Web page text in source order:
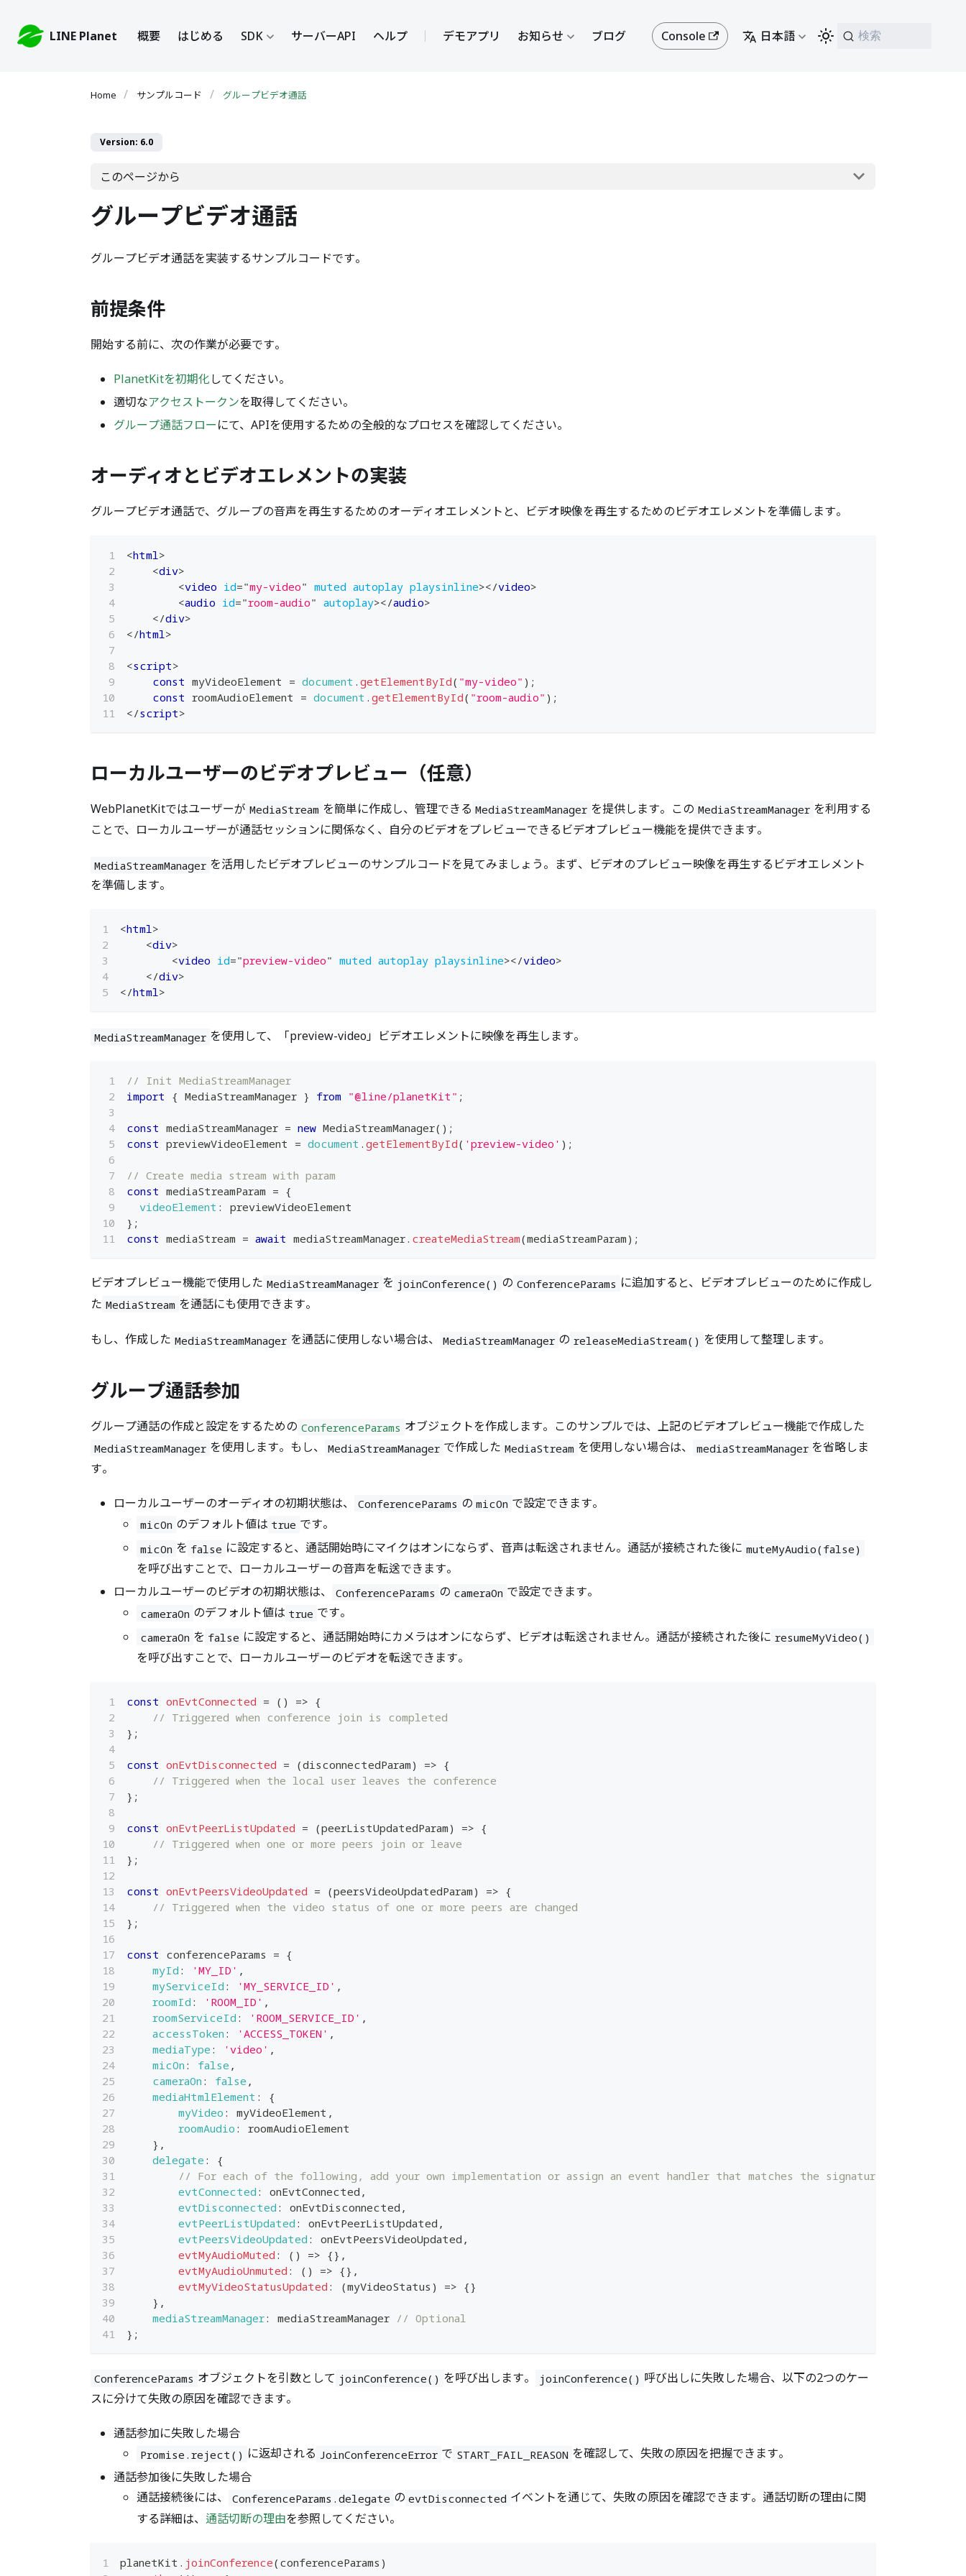
LINE Planet 概要 はじめる SDK サーバーAPI ヘルプ デモアプリ お知らせ ブログ Console 日本語 検索
サンプルコード グループビデオ通話
Version: 6.0
このページから
グループビデオ通話
グループビデオ通話を実装するサンプルコードです。
前提条件
開始する前に、次の作業が必要です。
PlanetKitを初期化してください。
適切なアクセストークンを取得してください。
グループ通話フローにて、APIを使用するための全般的なプロセスを確認してください。
オーディオとビデオエレメントの実装
グループビデオ通話で、グループの音声を再生するためのオーディオエレメントと、ビデオ映像を再生するためのビデオエレメントを準備します。
<html >
<div>
<video id="my-video" muted autoplay playsinline></video>
<audio id="room-audio" autoplay></audio>
</div>
</html >
<script>
const myVideoElement = document . getElementById( "my-video" ) ;
const roomAudioElement = document . getElementById( "room-audio" ) ;
</script>
ローカルユーザーのビデオプレビュー（任意）
WebPlanetKitではユーザーが MediaStream を簡単に作成し、管理できる MediaStreamManager を提供します。この MediaStreamManager を利用する
ことで、ローカルユーザーが通話セッションに関係なく、自分のビデオをプレビューできるビデオプレビュー機能を提供できます。
MediaStreamManager を活用したビデオプレビューのサンプルコードを見てみましょう。まず、ビデオのプレビュー映像を再生するビデオエレメント
を準備します。
<html>
<div>
<video id="preview-video" muted autoplay playsinline></video>
</div>
</html>
MediaStreamManager を使用して、「preview-video」ビデオエレメントに映像を再生します。
// Init MediaStreamManager
import { MediaStreamManager } from "@line/planetKit" ;
const mediaStreamManager = new MediaStreamManager( ) ;
const previewVideoElement = document . getElementById( 'preview-video' ) ;
// Create media stream with param
const mediaStreamParam = {
videoElement :
previewVideoElement
} ;
const mediaStream = await mediaStreamManager. createMediaStream(mediaStreamParam) ;
ビデオプレビュー機能で使用した MediaStreamManager を joinConference() の ConferenceParams に追加すると、ビデオプレビューのために作成し
た MediaStream を通話にも使用できます。
もし、作成した MediaStreamManager を通話に使用しない場合は、 MediaStreamManager の releaseMediaStream() を使用して整理します。
グループ通話参加
グループ通話の作成と設定をするための ConferenceParams オブジェクトを作成します。このサンプルでは、上記のビデオプレビュー機能で作成した
MediaStreamManager を使用します。もし、 MediaStreamManager で作成した MediaStream を使用しない場合は、 mediaStreamManager を省略しま
す。
ローカルユーザーのオーディオの初期状態は、 ConferenceParams の micOn で設定できます。
micOn のデフォルト値は true です。
micOn を false に設定すると、通話開始時にマイクはオンにならず、音声は転送されません。通話が接続された後に muteMyAudio(false)
を呼び出すことで、ローカルユーザーの音声を転送できます。
ローカルユーザーのビデオの初期状態は、
ConferenceParams の cameraOn で設定できます。
cameraOn のデフォルト値は true です。
cameraOn を false に設定すると、通話開始時にカメラはオンにならず、ビデオは転送されません。通話が接続された後に resumeMyVideo()
を呼び出すことで、ローカルユーザーのビデオを転送できます。
const onEvtConnected = ( ) => {
// Triggered when conference join is completed
} ;
const onEvtDisconnected = (disconnectedParam) => {
// Triggered when the local user leaves the conference
} ;
const onEvtPeerListUpdated = (peerListUpdatedParam) => {
// Triggered when one or more peers join or leave
} ;
const onEvtPeersVideoUpdated = (peersVideoUpdatedParam) => {
// Triggered when the video status of one or more peers are changed
} ;
const conferenceParams = {
myId : 'MY_ID' ,
myServiceId : 'MY_SERVICE_ID' ,
roomId : 'ROOM_ID' ,
roomServiceId : 'ROOM_SERVICE_ID' ,
accessToken : 'ACCESS_TOKEN' ,
mediaType : 'video' ,
micOn : false ,
cameraOn : false ,
mediaHtmlElement :
{
myVideo : myVideoElement ,
roomAudio :
roomAudioElement
} ,
delegate :
{
// For each of the following, add your own implementation or assign an event handler that matches the signature
evtConnected : onEvtConnected ,
evtDisconnected : onEvtDisconnected ,
evtPeerListUpdated : onEvtPeerListUpdated ,
evtPeersVideoUpdated : onEvtPeersVideoUpdated ,
evtMyAudioMuted : ( ) => { } ,
evtMyAudioUnmuted : ( ) => { } ,
evtMyVideoStatusUpdated : (myVideoStatus ) => { }
} ,
mediaStreamManager: mediaStreamManager // Optional
} ;
ConferenceParams オブジェクトを引数として joinConference() を呼び出します。 joinConference() 呼び出しに失敗した場合、以下の2つのケー
スに分けて失敗の原因を確認できます。
通話参加に失敗した場合
Promise.reject() に返却される JoinConferenceError で START_FAIL_REASON を確認して、失敗の原因を把握できます。
通話参加後に失敗した場合
通話接続後には、
ConferenceParams.delegate の evtDisconnected イベントを通じて、失敗の原因を確認できます。通話切断の理由に関
する詳細は、 通話切断の理由を参照してください。
planetKit . joinConference( conferenceParams )